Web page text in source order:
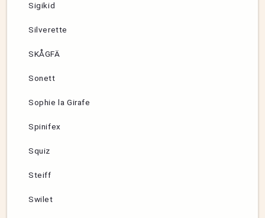
Sigikid
Silverette
SKÅGFÄ
Sonett
Sophie la Girafe
Spinifex
Squiz
Steiff
Swilet